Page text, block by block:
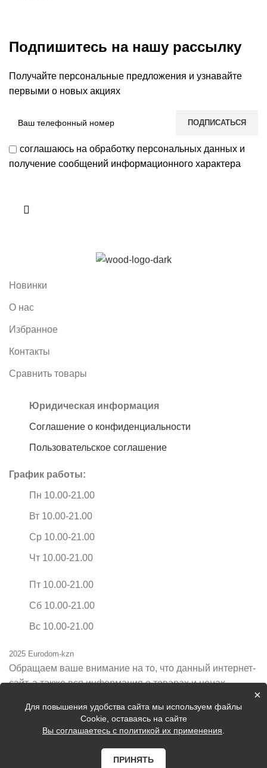
Подпишитесь на нашу рассылку
Получайте персональные предложения и узнавайте
первыми о новых акциях
соглашаюсь на обработку персональных данных и
получение сообщений информационного характера
Новинки
О нас
Избранное
Контакты
Сравнить товары
Юридическая информация
Соглашение о конфиденциальности
Пользовательское соглашение
График работы:
Пн 10.00-21.00
Вт 10.00-21.00
Ср 10.00-21.00
Чт 10.00-21.00
Пт 10.00-21.00
Сб 10.00-21.00
Вс 10.00-21.00
2025 Eurodom-kzn
Обращаем ваше внимание на то, что данный интернет-
сайт, а также вся информация о товарах и ценах,
информационный характер и ни при каких условиях не
является публичной офертой, определяемой
Российской Федерации.
×
Для повышения удобства сайта мы используем файлы
Cookie, оставаясь на сайте
Вы соглашаетесь с политикой их применения
ПРИНЯТЬ